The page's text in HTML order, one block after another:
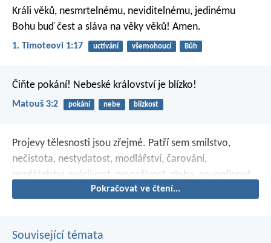
Králi věků, nesmrtelnému, neviditelnému, jedinému
Bohu buď čest a sláva na věky věků! Amen.
1. Timoteovi 1:17 uctívání všemohoucí Bůh
Čiňte pokání! Nebeské království je blízko!
Matouš 3:2 pokání nebe blízkost
Projevy tělesnosti jsou zřejmé. Patří sem smilstvo,
nečistota, nestydatost, modlářství, čarování,
nepřátelství, svárlivost, nevraživost, zloba, soupeřivost,
roztržky, sekty, závidění, opilství, obžerství a další
Pokračovat ve čtení...
Související témata